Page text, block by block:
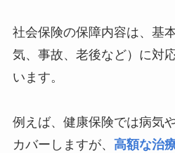
社会保険の保障内容は、基
気、事故、老後など）に対
います。
例えば、健康保険では病気
カバーしますが、 高額な治